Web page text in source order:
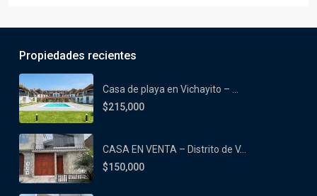
Propiedades recientes
Casa de playa en Vichayito – ...
$215,000
CASA EN VENTA – Distrito de V...
$150,000